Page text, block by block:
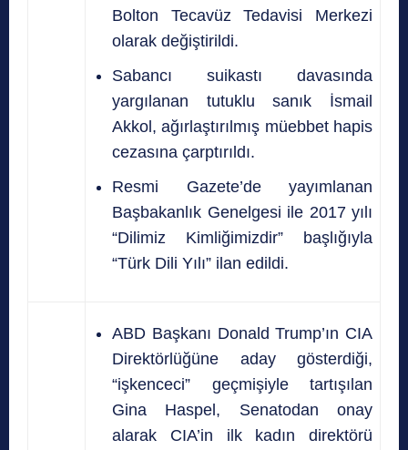
Bolton Tecavüz Tedavisi Merkezi
olarak değiştirildi.
Sabancı suikastı davasında
yargılanan tutuklu sanık İsmail
Akkol, ağırlaştırılmış müebbet hapis
cezasına çarptırıldı.
Resmi Gazete’de yayımlanan
Başbakanlık Genelgesi ile 2017 yılı
“Dilimiz Kimliğimizdir” başlığıyla
“Türk Dili Yılı” ilan edildi.
ABD Başkanı Donald Trump’ın CIA
Direktörlüğüne aday gösterdiği,
“işkenceci” geçmişiyle tartışılan
Gina Haspel, Senatodan onay
alarak CIA’in ilk kadın direktörü